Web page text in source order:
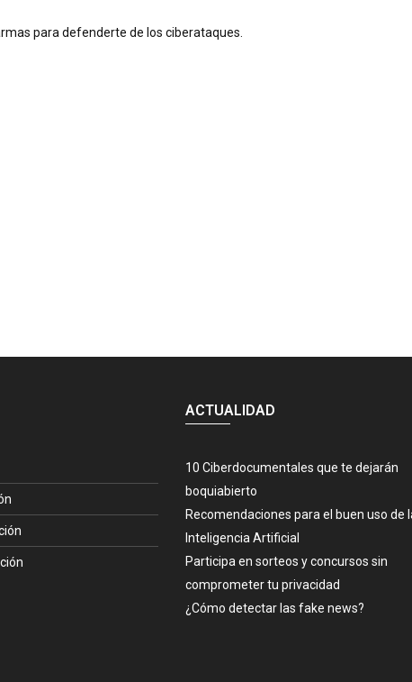
para defenderte de los ciberataques.
ACTUALIDAD
10 Ciberdocumentales que te dejarán
boquiabierto
Recomendaciones para el buen uso de
Inteligencia Artificial
Participa en sorteos y concursos sin
comprometer tu privacidad
¿Cómo detectar las fake news?